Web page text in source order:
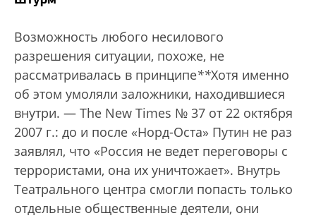
Возможность любого несилового
разрешения ситуации, похоже, не
рассматривалась в принципе**Хотя именно
об этом умоляли заложники, находившиеся
внутри. — The New Times № 37 от 22 октября
2007 г.: до и после «Норд-Оста» Путин не раз
заявлял, что «Россия не ведет переговоры с
террористами, она их уничтожает». Внутрь
Театрального центра смогли попасть только
отдельные общественные деятели, они